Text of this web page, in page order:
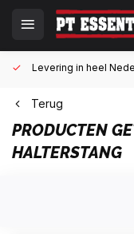
Levering in heel
Terug
PRODUCTEN
HALTERSTANG